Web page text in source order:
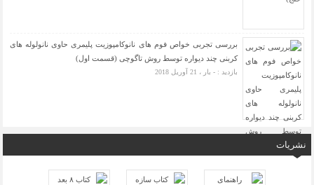
بررسی تجربی خواص فوم های نانوکامپوزیت پلیمری حاوی نانولوله های
کربنی چند دیواره توسط روش تاگوچی (قسمت اول)
بازدید : - بار ، 21 آوریل 2018
نشریات